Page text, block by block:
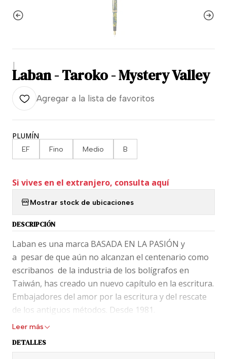
|
Laban - Taroko - Mystery Valley
Agregar a la lista de favoritos
PLUMÍN
EF Fino Medio B
Si vives en el extranjero, consulta aquí
Mostrar stock de ubicaciones
DESCRIPCIÓN
Laban es una marca BASADA EN LA PASIÓN y
a pesar de que aún no alcanzan el centenario como
escribanos de la industria de los bolígrafos en
Taiwán, has creado un nuevo capítulo en la escritura.
Embajadores del amor por la escritura y del rescate
de los antiguos métodos. Desde 1981.
Completar tu alma escribiendo; por eso, no nos
importa envejecer, porque la “vejez” es un gusto
Leer más
DETALLES